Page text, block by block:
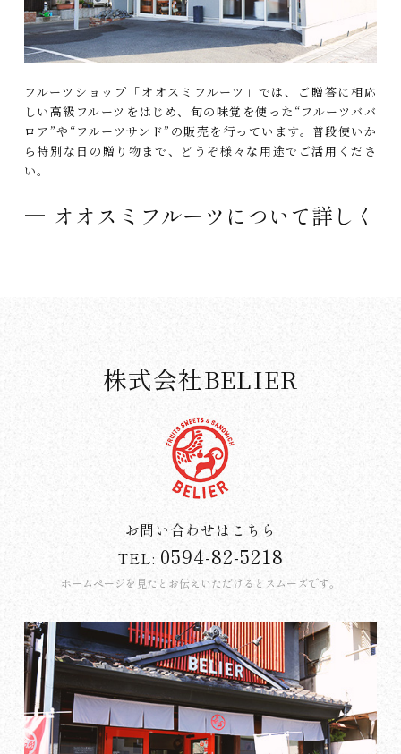
フルーツショップ「オオスミフルーツ」では、ご贈答に相応
しい高級フルーツをはじめ、旬の味覚を使った“フルーツババ
ロア”や“フルーツサンド”の販売を行っています。普段使いか
ら特別な日の贈り物まで、どうぞ様々な用途でご活用くださ
い。
オオスミフルーツについて詳しく
株式会社BELIER
お問い合わせはこちら
TEL: 0594-82-5218
ホームページを見たとお伝えいただけるとスムーズです。